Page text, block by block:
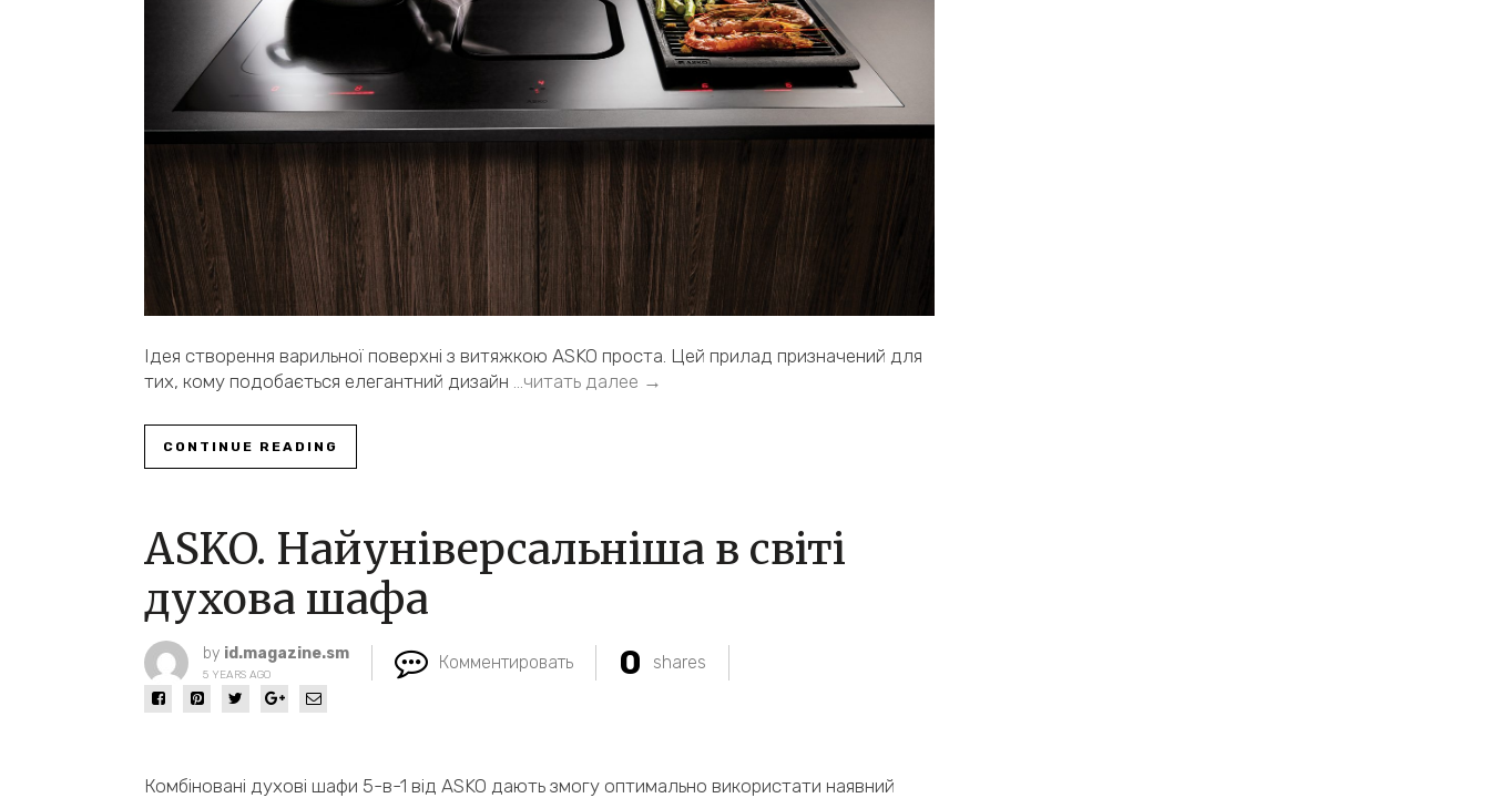
Ідея створення варильної поверхні з витяжкою ASKO проста. Цей прилад призначений для
тих, кому подобається елегантний дизайн …читать далее →
CONTINUE READING
ASKO. Найуніверсальніша в світі
духова шафа
by id.magazine.sm
5 YEARS AGO
Комментировать 0 shares
Комбіновані духові шафи 5-в-1 від ASKO дають змогу оптимально використати наявний